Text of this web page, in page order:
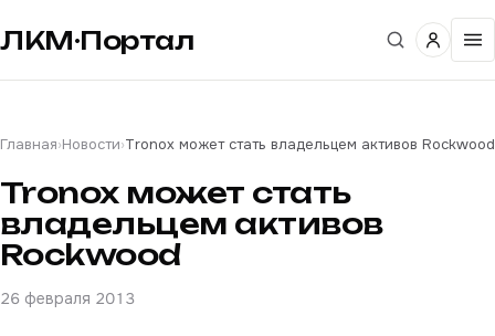
ЛКМ·Портал
Главная›Новости›Tronox может стать владельцем активов Rockwood
Tronox может стать
владельцем активов
Rockwood
26 февраля 2013